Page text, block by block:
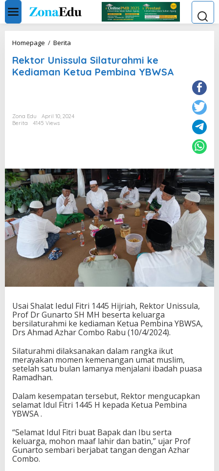
Skip
content
Homepage / Berita
Silaturahmi
ke
Kediaman
Rektor Unissula Silaturahmi ke
Kediaman Ketua Pembina YBWSA
Zona Edu
April 10, 2024
Berita
4145 Views
Usai Shalat Iedul Fitri 1445 Hijriah, Rektor Unissula,
Prof Dr Gunarto SH MH beserta keluarga
bersilaturahmi ke kediaman Ketua Pembina YBWSA,
Drs Ahmad Azhar Combo Rabu (10/4/2024).
Silaturahmi dilaksanakan dalam rangka ikut
merayakan momen kemenangan umat muslim,
setelah satu bulan lamanya menjalani ibadah puasa
Ramadhan.
Dalam kesempatan tersebut, Rektor mengucapkan
selamat Idul Fitri 1445 H kepada Ketua Pembina
YBWSA .
“Selamat Idul Fitri buat Bapak dan Ibu serta
keluarga, mohon maaf lahir dan batin,” ujar Prof
Gunarto sembari berjabat tangan dengan Azhar
Combo.